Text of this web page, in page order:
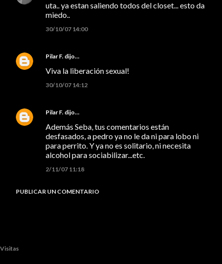
uta.. ya estan saliendo todos del closet... esto da
miedo..
30/10/07 14:00
Pilar F. dijo…
Viva la liberación sexual!
30/10/07 14:12
Pilar F. dijo…
Además Seba, tus comentarios están
desfasados, a pedro ya no le da ni para lobo ni
para perrito. Y ya no es solitario, ni necesita
alcohol para sociabilizar...etc.
2/11/07 11:18
PUBLICAR UN COMENTARIO
Visitas